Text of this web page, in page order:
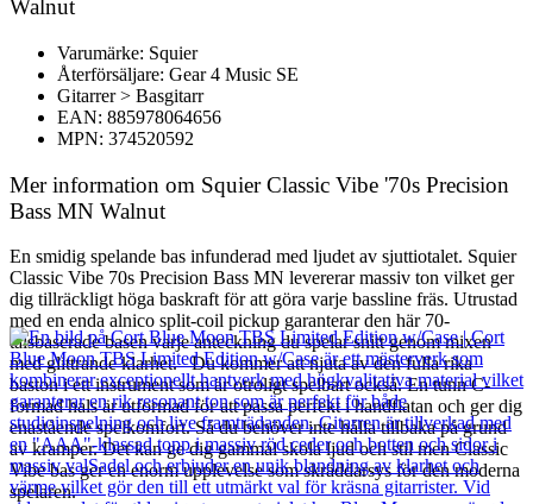
Walnut
Varumärke: Squier
Återförsäljare: Gear 4 Music SE
Gitarrer > Basgitarr
EAN: 885978064656
MPN: 374520592
Mer information om Squier Classic Vibe '70s Precision
Bass MN Walnut
En smidig spelande bas infunderad med ljudet av sjuttiotalet. Squier
Classic Vibe 70s Precision Bass MN levererar massiv ton vilket ger
dig tillräckligt höga baskraft för att göra varje bassline fräs. Utrustad
med en enda alnico split-coil pickup garanterar den här 70-
talsbaserade basen varje anteckning du spelar snitt genom mixen
med glittrande klarhet. Du kommer att njuta av den fulla rika
baston i ett instrument som är otroligt spelbart också. En tunn C-
formad hals är utformad för att passa perfekt i handflatan och ger dig
enastående spelkomfort. Så du behöver inte hålla tillbaka på grund
av kramper. Det kan ge dig gammal skola ljud och stil men Classic
Vibe bas ger en enorm upplevelse som skräddarsys för den moderna
spelaren.